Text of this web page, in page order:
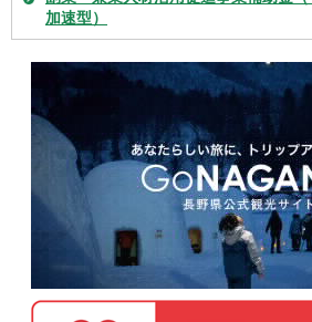
加速型）